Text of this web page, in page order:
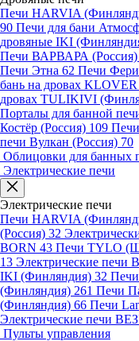
Печи HARVIA
90 Печи для бани
дровяные IKI
Печи ВАРВАРА (Россия)
Печи Этна 62 Печи
бань на дровах
дровах TULIKIVI
Порталы для банной
Костёр (Россия) 109
печи Вулкан (Россия) 70
Облицовки для банных
Электрические печи
Электрические печи
Печи HARVIA
(Россия) 32
BORN 43 Печи TYLO
13 Электрические печи
IKI (Финляндия) 32
(Финляндия) 261 Печи
(Финляндия) 66 Печи
Электрические печи
Пульты управления